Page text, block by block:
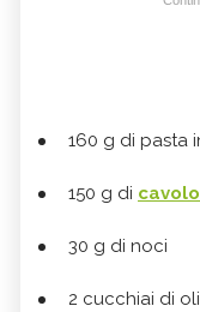
160 g di pasta
150 g di
30 g di noci
2 cucchiai di